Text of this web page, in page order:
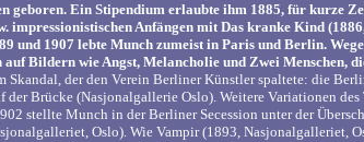
geboren. Ein Stipendium erlaubte ihm 1885, für kurze
impressionistischen Anfängen mit Das kranke Kind
und 1907 lebte Munch zumeist in Paris und Berlin.
Bildern wie Angst, Melancholie und Zwei Menschen,
Skandal, der den Verein Berliner Künstler spaltete: die
Brücke (Nasjonalgallerie Oslo). Weitere Variationen des
stellte Munch in der Berliner Secession unter der
Oslo). Wie Vampir (1893, Nasjonalgalleriet,